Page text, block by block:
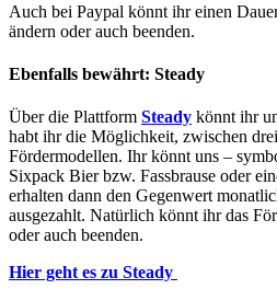
Auch bei Paypal könnt ihr einen
ändern oder auch beenden.
Ebenfalls bewährt: Steady
Über die Plattform Steady könnt ihr
habt ihr die Möglichkeit, zwischen
Fördermodellen. Ihr könnt uns –
Sixpack Bier bzw. Fassbrause oder
erhalten dann den Gegenwert
ausgezahlt. Natürlich könnt ihr das
oder auch beenden.
Hier geht es zu Steady